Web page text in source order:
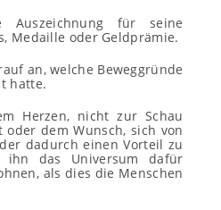
Auszeichnung für seine
Medaille oder Geldprämie.
an, welche Beweggründe
hatte.
Herzen, nicht zur Schau
dem Wunsch, sich von
dadurch einen Vorteil zu
ihn das Universum dafür
als dies die Menschen